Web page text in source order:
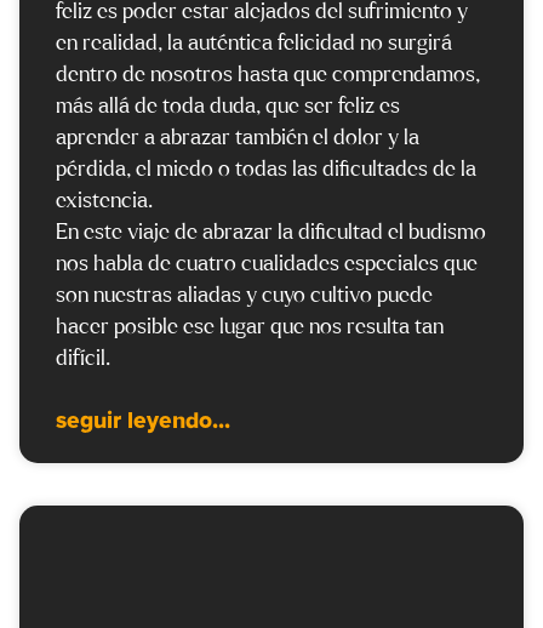
feliz es poder estar alejados del sufrimiento y
en realidad, la auténtica felicidad no surgirá
dentro de nosotros hasta que comprendamos,
más allá de toda duda, que ser feliz es
aprender a abrazar también el dolor y la
pérdida, el miedo o todas las dificultades de la
existencia.
En este viaje de abrazar la dificultad el budismo
nos habla de cuatro cualidades especiales que
son nuestras aliadas y cuyo cultivo puede
hacer posible ese lugar que nos resulta tan
difícil.
seguir leyendo...